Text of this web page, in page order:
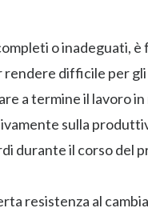
o inadeguati, è
rendere difficile per
a termine il lavoro in
sulla
durante il corso del
resistenza al